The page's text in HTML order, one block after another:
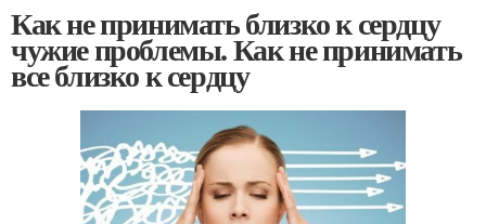
Как не принимать близко к сердцу
чужие проблемы. Как не принимать
все близко к сердцу